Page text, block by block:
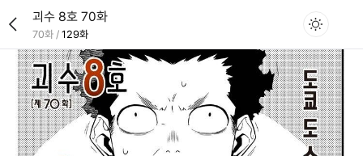
괴수 8호 70화
70화 / 129화